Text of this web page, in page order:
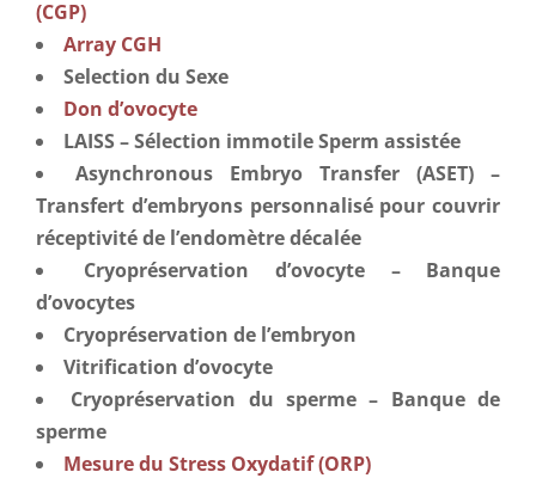
(CGP)
Array CGH
Selection du Sexe
Don d’ovocyte
LAISS – Sélection immotile Sperm assistée
Asynchronous Embryo Transfer (ASET) –
Transfert d’embryons personnalisé pour couvrir
réceptivité de l’endomètre décalée
Cryopréservation d’ovocyte – Banque
d’ovocytes
Cryopréservation de l’embryon
Vitrification d’ovocyte
Cryopréservation du sperme – Banque de
sperme
Mesure du Stress Oxydatif (ORP)